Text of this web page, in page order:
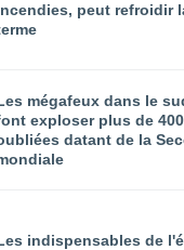
peut refroidir
mégafeux dans le
exploser plus de
datant de la
indispensables de